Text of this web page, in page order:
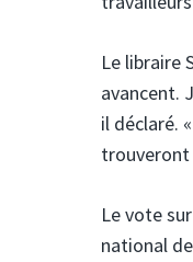
Le libraire
avancent.
il déclaré.
Le vote
national